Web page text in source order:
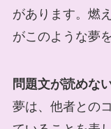
があります。燃
がこのような夢
問題文が読めな
夢は、他者との